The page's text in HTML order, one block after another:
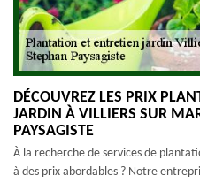
DÉCOUVREZ LES PRIX
JARDIN À VILLIERS SUR
PAYSAGISTE
À la recherche de services de
à des prix abordables ? Notre